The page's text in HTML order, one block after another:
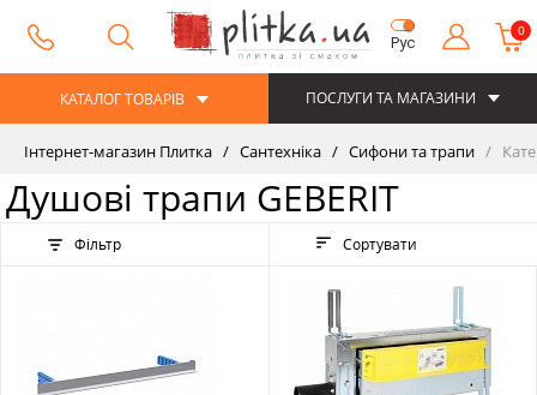
Рус
0
КАТАЛОГ ТОВАРІВ ПОСЛУГИ ТА МАГАЗИНИ
Інтернет-магазин Плитка Сантехніка Сифони та трапи
Душові трапи GEBERIT
Фільтр Сортувати